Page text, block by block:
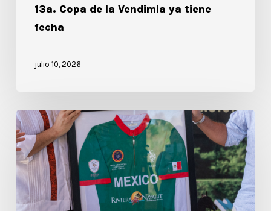
13a. Copa de la Vendimia ya tiene
fecha
julio 10, 2026